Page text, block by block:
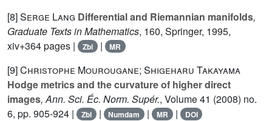
[8]Serge Lang Differential and Riemannian manifolds,
Graduate Texts in Mathematics, 160, Springer, 1995,
xiv+364 pages |
Zbl | MR
[9]Christophe Mourougane; Shigeharu Takayama
Hodge metrics and the curvature of higher direct
images, Ann. Sci. Éc. Norm. Supér., Volume 41 (2008) no.
6, pp. 905-924 |
Zbl | Numdam | MR | DOI